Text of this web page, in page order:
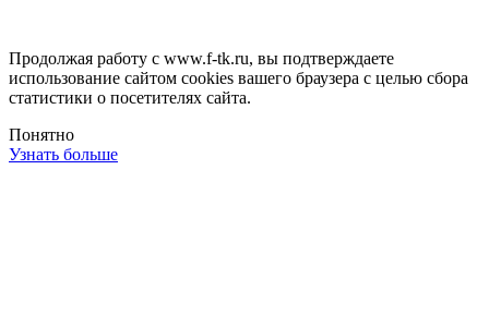
Продолжая работу с www.f-tk.ru, вы подтверждаете
использование сайтом cookies вашего браузера с целью сбора
статистики о посетителях сайта.
Понятно
Узнать больше